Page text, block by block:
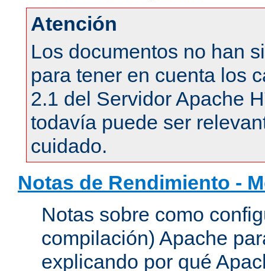
Atención
Los documentos no han
para tener en cuenta los
2.1 del Servidor Apache
todavía puede ser
cuidado.
Notas de Rendimiento -
Notas sobre como
compilación) Apache
explicando por qué